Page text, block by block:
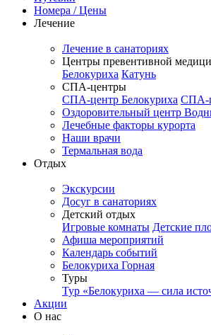
Номера / Цены
Лечение
Лечение в санаториях
Центры превентивной
Белокуриха Катунь
СПА-центры
СПА-центр Белокуриха СПА-
Оздоровительный центр
Лечебные факторы курорта
Наши врачи
Термальная вода
Отдых
Экскурсии
Досуг в санаториях
Детский отдых
Игровые комнаты Детские
Афиша мероприятий
Календарь событий
Белокуриха Горная
Туры
Тур «Белокуриха — сила
Акции
О нас